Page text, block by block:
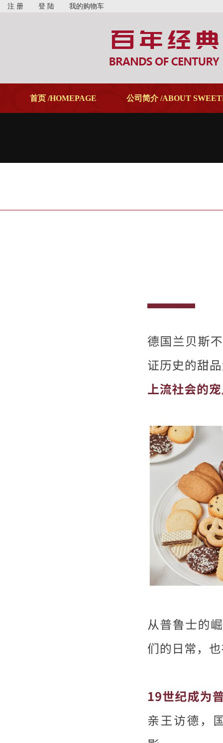
注 册 登 陆 我的购物车
首页 /HOMEPAGE 公司简介 /ABOUT